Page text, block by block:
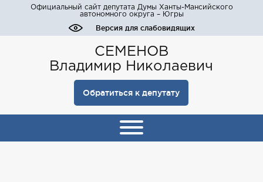
Официальный сайт депутата Думы Ханты-Мансийского
автономного округа – Югры
Версия для слабовидящих
СЕМЕНОВ
Владимир Николаевич
Обратиться к депутату